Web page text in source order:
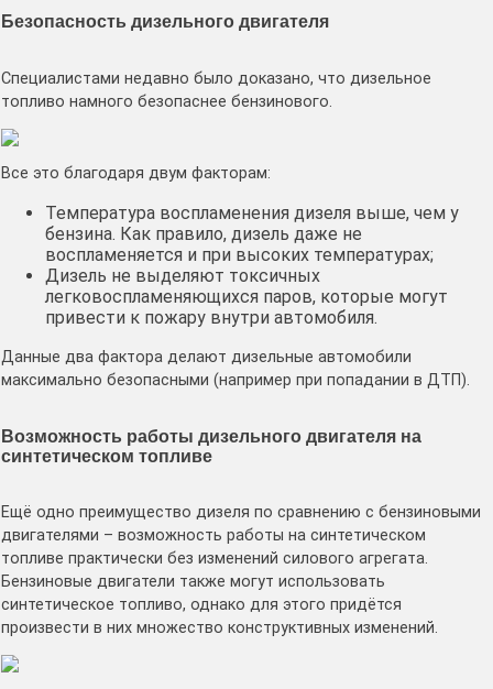
Безопасность дизельного двигателя
Специалистами недавно было доказано, что дизельное
топливо намного безопаснее бензинового.
Все это благодаря двум факторам:
Температура воспламенения дизеля выше, чем у
бензина. Как правило, дизель даже не
воспламеняется и при высоких температурах;
Дизель не выделяют токсичных
легковоспламеняющихся паров, которые могут
привести к пожару внутри автомобиля.
Данные два фактора делают дизельные автомобили
максимально безопасными (например при попадании в ДТП).
Возможность работы дизельного двигателя на
синтетическом топливе
Ещё одно преимущество дизеля по сравнению с бензиновыми
двигателями – возможность работы на синтетическом
топливе практически без изменений силового агрегата.
Бензиновые двигатели также могут использовать
синтетическое топливо, однако для этого придётся
произвести в них множество конструктивных изменений.